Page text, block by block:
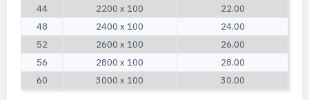
44
2200 x 100
22.00
48
2400 x 100
24.00
52
2600 x 100
26.00
56
2800 x 100
28.00
60
3000 x 100 30.00